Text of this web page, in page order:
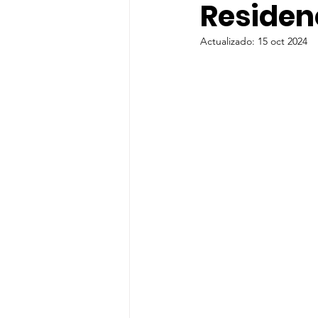
Actualizado: 15 oct 2024